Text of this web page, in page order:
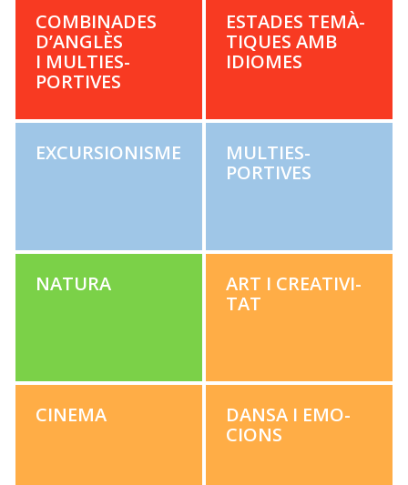
COM­BI­NADES
D’ANGLÈS
I MUL­TI­ES­
PORTIVES
ESTADES TEMÀ­
TIQUES AMB
IDIOMES
EXCUR­SION­ISME
MUL­TI­ES­
PORTIVES
NATU­RA
ART I CRE­ATIV­I­
TAT
CIN­E­MA
DANSA I EMO­
CIONS